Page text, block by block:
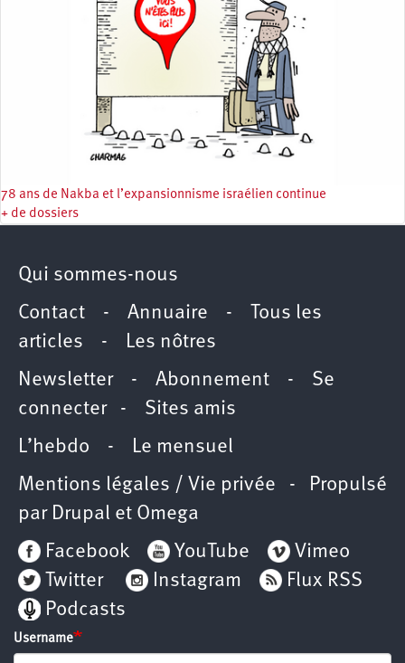
78 ans de Nakba et l’expansionnisme israélien continue
+ de dossiers
Qui sommes-nous
Contact - Annuaire -
Tous les
articles - Les nôtres
Newsletter- Abonnement - Se
connecter- Sites amis
L’hebdo - Le mensuel
Mentions légales / Vie privée - Propulsé
par Drupal et Omega
Facebook
YouTube
Vimeo
Twitter
Instagram
Flux RSS
Podcasts
Username